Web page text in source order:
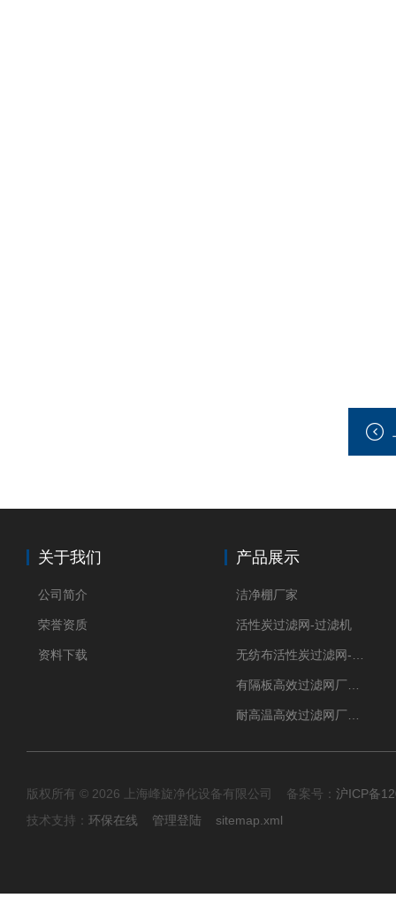
关于我们
公司简介
荣誉资质
资料下载
产品展示
洁净棚厂家
活性炭过滤网-过滤机
版权所有 © 2026 上海峰旋净化设备有限公司 备案号： 沪ICP备
技术支持： 环保在线 管理登陆 sitemap.xml